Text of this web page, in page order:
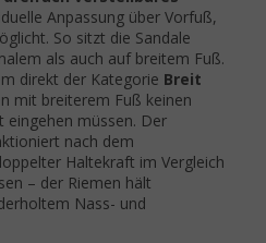
Anpassung über Vorfuß,
So sitzt die Sandale
als auch auf breitem Fuß.
direkt der Kategorie Breit
mit breiterem Fuß keinen
müssen. Der
nach dem
Haltekraft im Vergleich
– der Riemen hält
Nass- und